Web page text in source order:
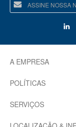
A EMPRESA
POLÍTICAS
SERVIÇOS